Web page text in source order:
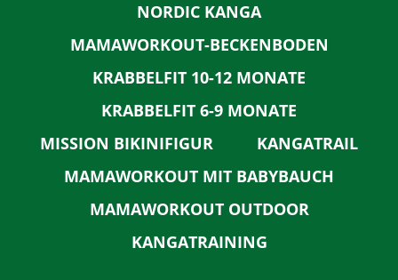
NORDIC KANGA
MAMAWORKOUT-BECKENBODEN
KRABBELFIT 10-12 MONATE
KRABBELFIT 6-9 MONATE
MISSION BIKINIFIGUR
KANGATRAIL
MAMAWORKOUT MIT BABYBAUCH
MAMAWORKOUT OUTDOOR
KANGATRAINING